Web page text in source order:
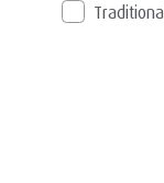
Traditional